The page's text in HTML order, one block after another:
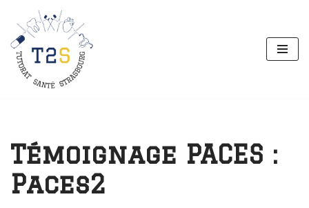
Aller
au
contenu
Témoignage PACES :
Paces2